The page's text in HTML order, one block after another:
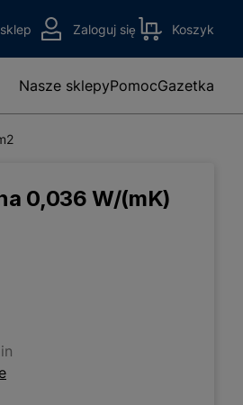
Zaloguj się Koszyk
Nasze sklepyPomocGazetka
0,036 W/(mK)